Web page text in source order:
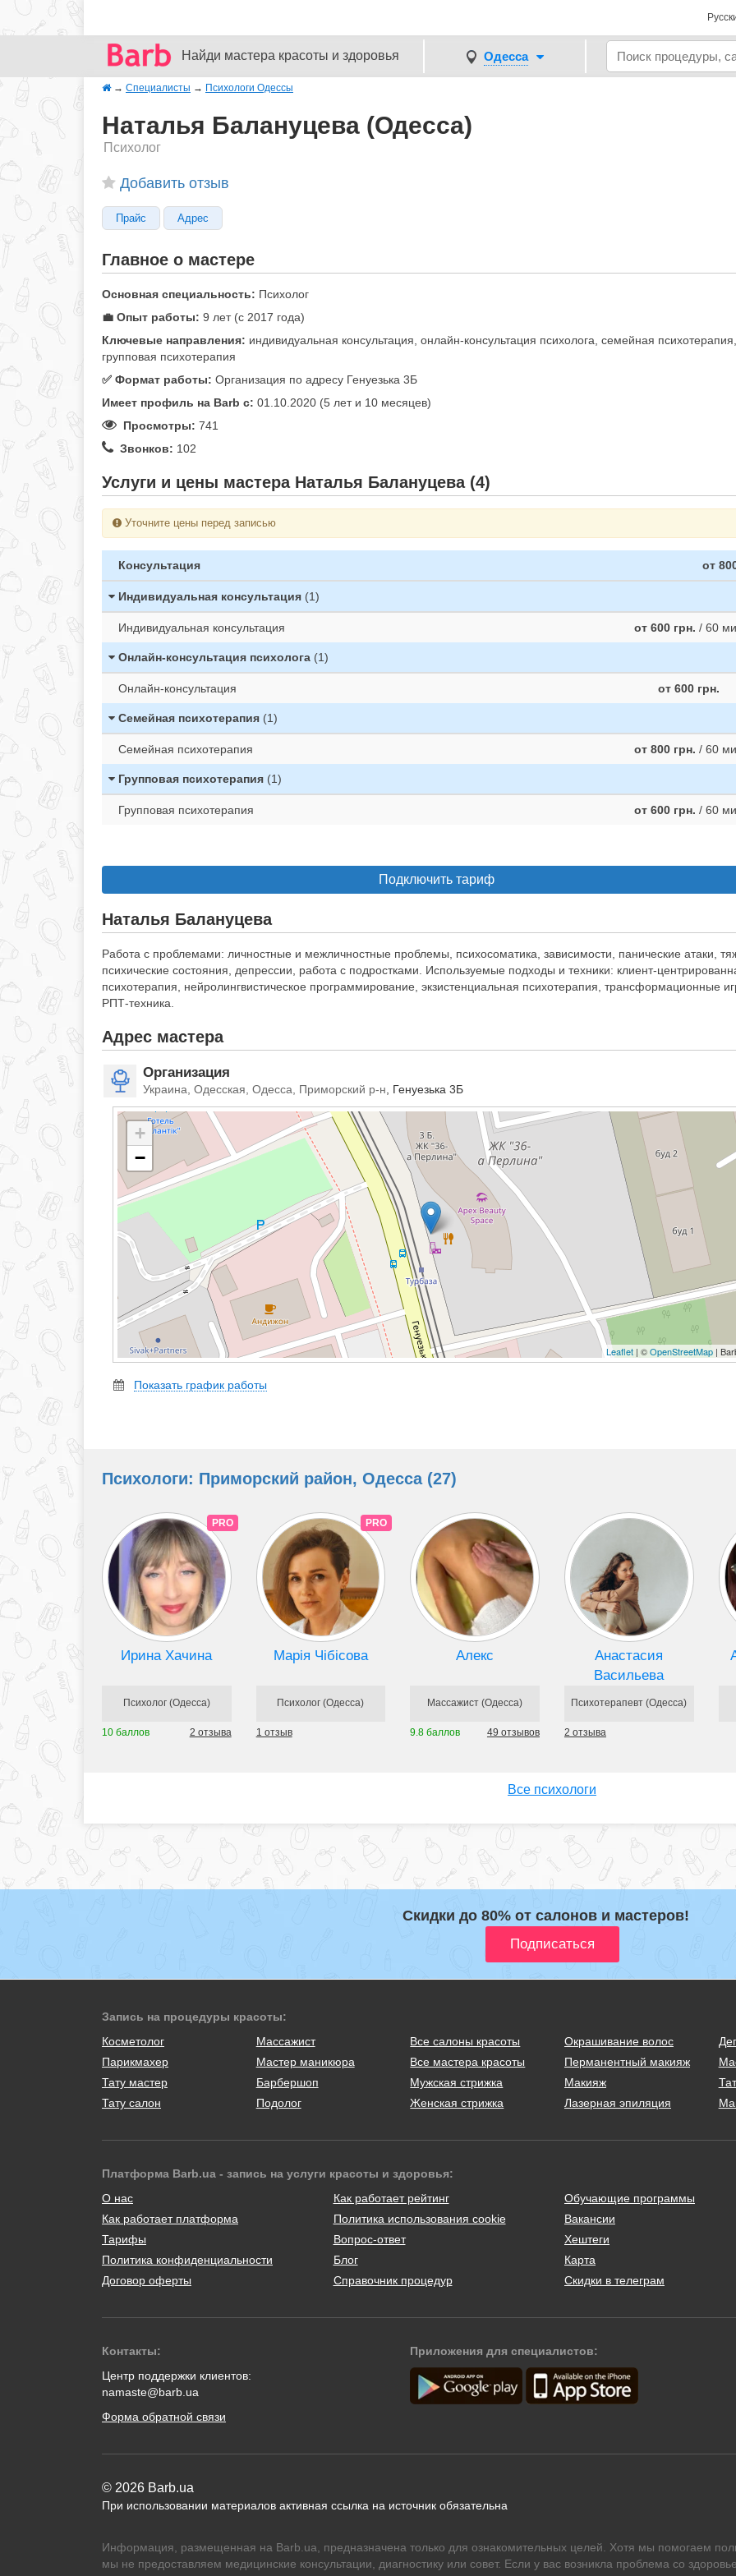
Найди мастера красоты и здоровья Одесса
→ Специалисты → Психологи Одессы
Наталья Балануцева (Одесса)
Психолог
Добавить отзыв
Прайс Адрес
Главное о мастере
Основная специальность: Психолог
💼 Опыт работы: 9 лет (с 2017 года)
Ключевые направления: индивидуальная консультация, онлайн-консультация психолога, семейная психотерапия,
групповая психотерапия
✅️ Формат работы: Организация по адресу Генуезька 3Б
Имеет профиль на Barb c: 01.10.2020 (5 лет и 10 месяцев)
Просмотры: 741
Звонков: 102
Услуги и цены мастера Наталья Балануцева (4)
Уточните цены перед записью
Консультация от
Индивидуальная консультация (1)
Индивидуальная консультация от 600 грн. / 60
Онлайн-консультация психолога (1)
Онлайн-консультация от 600 грн.
Семейная психотерапия (1)
Семейная психотерапия от 800 грн. / 60
Групповая психотерапия (1)
Групповая психотерапия от 600 грн. / 60
Подключить тариф
Наталья Балануцева
Работа с проблемами: личностные и межличностные проблемы, психосоматика, зависимости, панические атаки,
психические состояния, депрессии, работа с подростками. Используемые подходы и техники: клиент-
психотерапия, нейролингвистическое программирование, экзистенциальная психотерапия, трансформационные
РПТ-техника.
Адрес мастера
Организация
Украина, Одесская, Одесса, Приморский р-н , Генуезька 3Б
+
−
Leaflet | ©OpenStreetMap |
Показать график работы
Психологи: Приморский район, Одесса (27)
PRO
Ирина Хачина
Психолог (Одесса)
10 баллов 2 отзыва
PRO
Марія Чібісова
Психолог (Одесса)
1 отзыв
Алекс
Массажист (Одесса)
9.8 баллов 49 отзывов
Анастасия
Васильева
Психотерапевт (Одесса)
2 отзыва
Все психологи
Скидки до 80% от салонов и мастеров!
Запись на процедуры красоты:
Косметолог
Массажист
Парикмахер
Мастер маникюра
Тату мастер
Барбершоп
Тату салон
Подолог
Все салоны красоты
Все мастера красоты
Мужская стрижка
Женская стрижка
Окрашивание волос
Перманентный макияж
Макияж
Лазерная эпиляция
Платформа Barb.ua - запись на услуги красоты и здоровья:
О нас
Как работает платформа
Тарифы
Политика конфиденциальности
Договор оферты
Как работает рейтинг
Политика использования cookie
Вопрос-ответ
Блог
Справочник процедур
Обучающие программы
Вакансии
Хештеги
Карта
Скидки в телеграм
Контакты:
Центр поддержки клиентов:
namaste@barb.ua
Форма обратной связи
Приложения для специалистов:
© 2026 Barb.ua
При использовании материалов активная ссылка на источник обязательна
Информация, размещенная на Barb.ua, предназначена только для ознакомительных целей. Хотя мы помогаем
мы не предоставляем медицинские консультации, диагностику или совет. Если у вас возникла проблема со